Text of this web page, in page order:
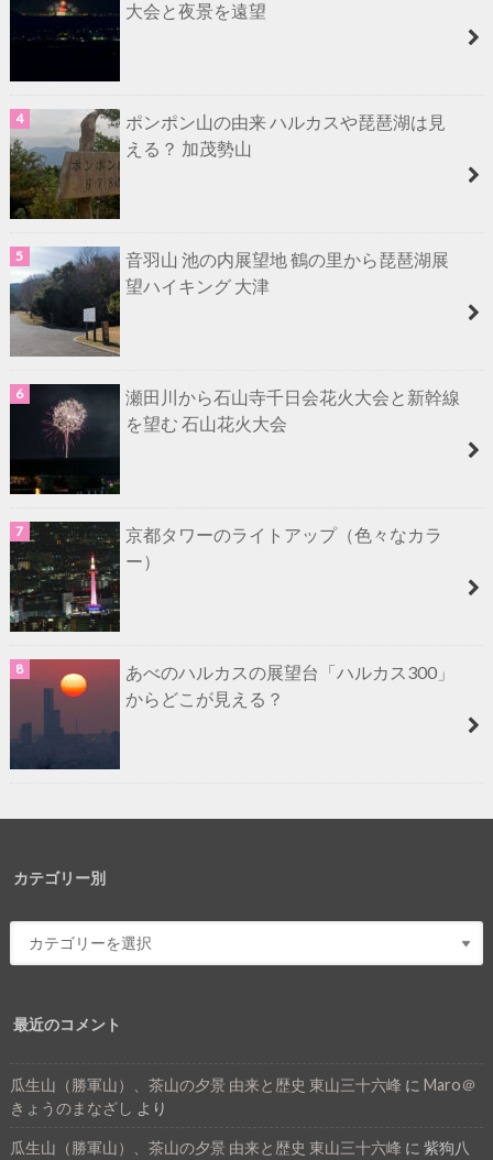
大会と夜景を遠望
ポンポン山の由来 ハルカスや琵琶湖は見
える？ 加茂勢山
音羽山 池の内展望地 鶴の里から琵琶湖展
望ハイキング 大津
瀬田川から石山寺千日会花火大会と新幹線
を望む 石山花火大会
京都タワーのライトアップ（色々なカラ
ー）
あべのハルカスの展望台「ハルカス300」
からどこが見える？
カテゴリー別
最近のコメント
瓜生山（勝軍山）、茶山の夕景 由来と歴史 東山三十六峰 に Maro＠
きょうのまなざし より
瓜生山（勝軍山）、茶山の夕景 由来と歴史 東山三十六峰 に 紫狗八